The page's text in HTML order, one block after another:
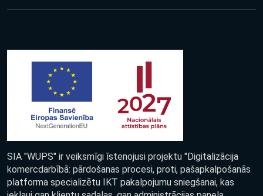
SIA "WUPS" ir veiksmīgi īstenojusi projektu "Digitalizācija
komercdarbībā: pārdošanas procesi, proti, pašapkalpošanās
platforma specializētu IKT pakalpojumu sniegšanai, kas